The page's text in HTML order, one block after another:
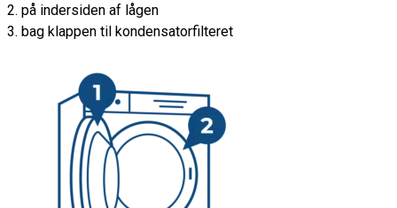
2. på indersiden af lågen
3. bag klappen til kondensatorfilteret